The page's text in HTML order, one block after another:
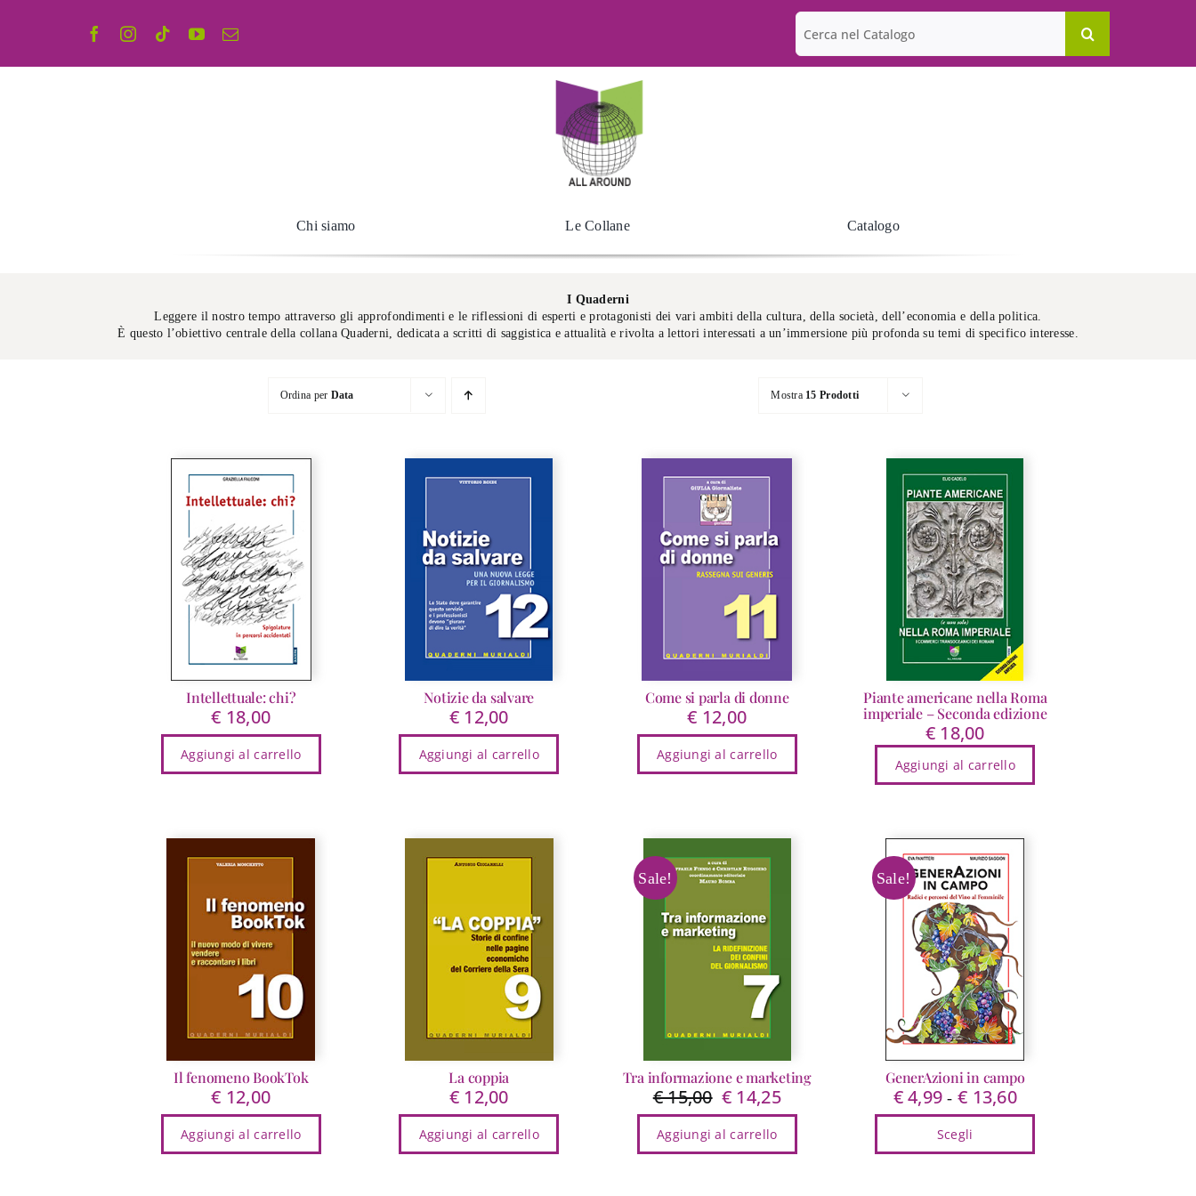
Cerca
per:
Chi siamo Le Collane Catalogo
I Quaderni
Leggere il nostro tempo attraverso gli approfondimenti e le riflessioni di esperti e protagonisti dei vari ambiti della cultura, della società, dell’economia e della politica.
È questo l’obiettivo centrale della collana Quaderni, dedicata a scritti di saggistica e attualità e rivolta a lettori interessati a un’immersione più profonda su temi di specifico interesse.
Ordina per Data Mostra 15 Prodotti
Intellettuale: chi?
€ 18,00
Aggiungi al carrello
Notizie da salvare
€ 12,00
Aggiungi al carrello
Come si parla di donne
€ 12,00
Aggiungi al carrello
Piante americane nella Roma
imperiale – Seconda edizione
€ 18,00
Aggiungi al carrello
Il fenomeno BookTok
€ 12,00
Aggiungi al carrello
La coppia
€ 12,00
Aggiungi al carrello
Sale!
Tra informazione e marketing
€15,00 Il
prezzo
originale
era:
€ 14,25Il
prezzo
è:
Aggiungi al carrello
Sale!
GenerAzioni in campo
€4,99 - € 13,60Fascia
di
da
Scegli